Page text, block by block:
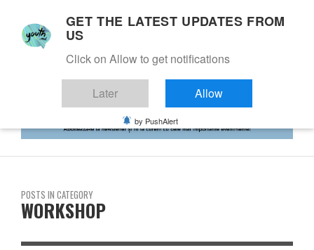
POSTS IN CATEGORY
WORKSHOP
GET THE LATEST UPDATES FROM
US
Click on Allow to get notifications
Later Allow
by PushAlert